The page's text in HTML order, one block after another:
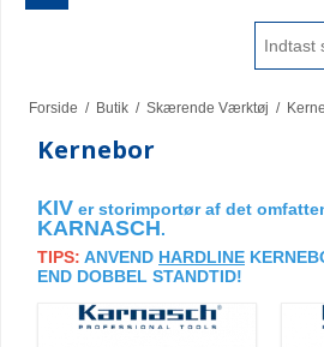
Forside / Butik / Skærende Værktøj /
Kernebor
KIV er storimportør af det
KARNASCH.
TIPS: ANVEND HARDLINE
END DOBBEL STANDTID!